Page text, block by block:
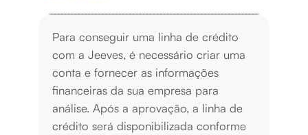
Para conseguir uma linha de crédito
com a Jeeves, é necessário criar uma
conta e fornecer as informações
financeiras da sua empresa para
análise. Após a aprovação, a linha de
crédito será disponibilizada conforme